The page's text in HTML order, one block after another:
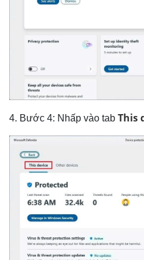
4. Bước 4: Nhấp vào tab This